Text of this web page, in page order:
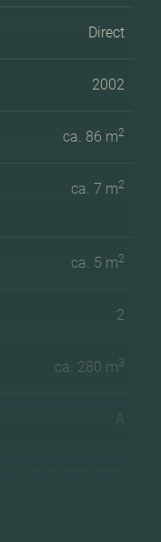
Direct
2002
ca. 86 m2
ca. 7 m2
ca. 5 m2
2
ca. 280 m3
A